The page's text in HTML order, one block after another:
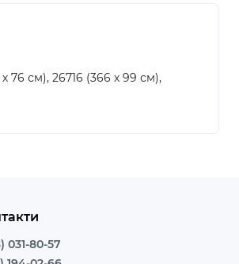
76 см), 26716 (366 х 99 см),
031-80-57